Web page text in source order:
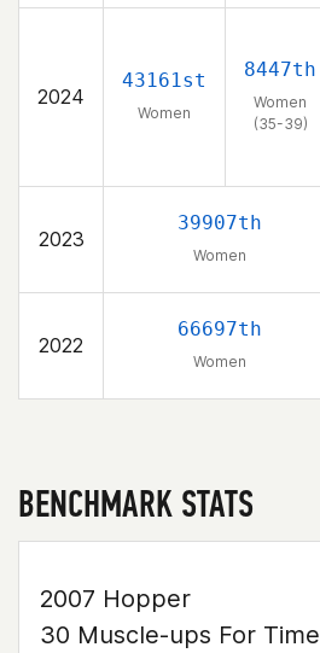
2024
43161st
Women
8447th
Women
(35-39)
2023
39907th
Women
2022
66697th
Women
BENCHMARK STATS
2007 Hopper
30 Muscle-ups For Time